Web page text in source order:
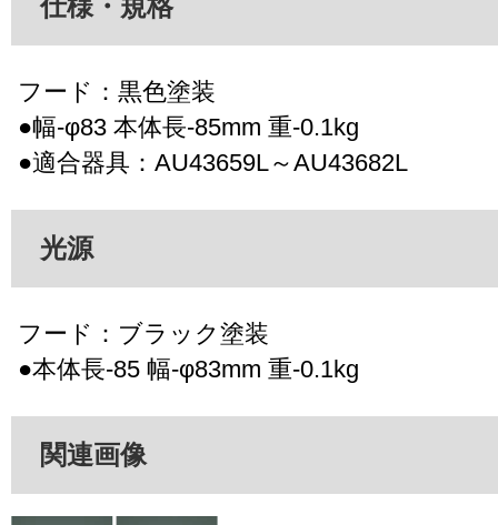
仕様・規格
フード：黒色塗装
●幅-φ83 本体長-85mm 重-0.1kg
●適合器具：AU43659L～AU43682L
光源
フード：ブラック塗装
●本体長-85 幅-φ83mm 重-0.1kg
関連画像